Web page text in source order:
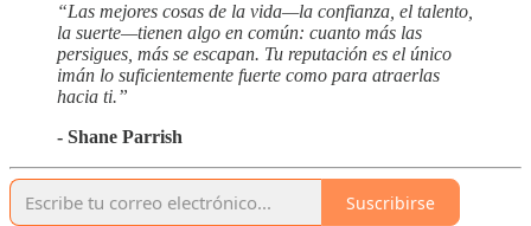
“Las mejores cosas de la vida—la confianza, el talento,
la suerte—tienen algo en común: cuanto más las
persigues, más se escapan. Tu reputación es el único
imán lo suficientemente fuerte como para atraerlas
hacia ti.”
- Shane Parrish
Suscribirse